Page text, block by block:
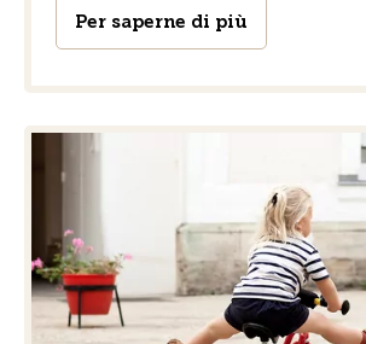
Per saperne di più